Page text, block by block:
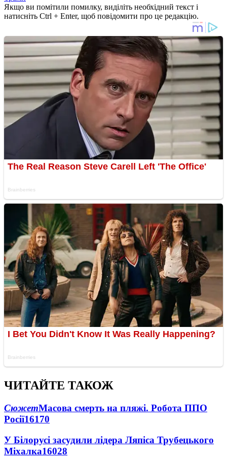
Якщо ви помітили помилку, виділіть необхідний текст і
натисніть Ctrl + Enter, щоб повідомити про це редакцію.
ЧИТАЙТЕ ТАКОЖ
СюжетМасова смерть на пляжі. Робота ППО
Росії16170
У Білорусі засудили лідера Ляпіса Трубецького
Міхалка16028